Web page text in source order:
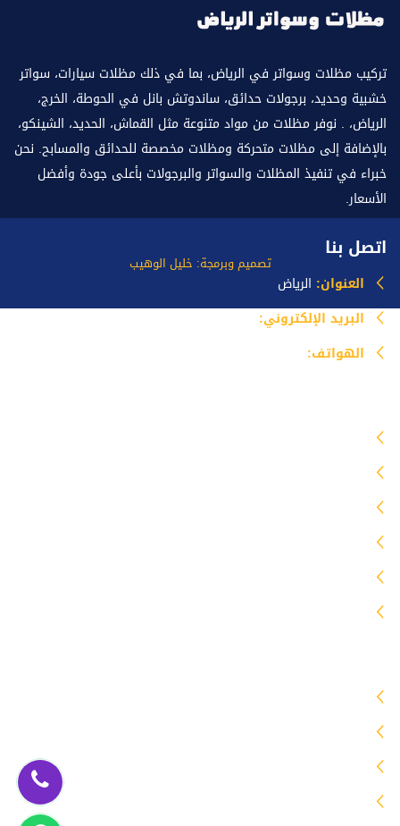
تركيب مظلات وسواتر في الرياض، بما في ذلك مظلات سيارات، سواتر
خشبية وحديد، برجولات حدائق، ساندوتش بانل في الحوطة، الخرج،
الرياض، . نوفر مظلات من مواد متنوعة مثل القماش، الحديد، الشينكو،
بالإضافة إلى مظلات متحركة ومظلات مخصصة للحدائق والمسابح. نحن
خبراء في تنفيذ المظلات والسواتر والبرجولات بأعلى جودة وأفضل
الأسعار.
اتصل بنا
العنوان: الرياض
البريد الإلكتروني:
الهواتف:
تصميم وبرمجة: خليل الوهيب